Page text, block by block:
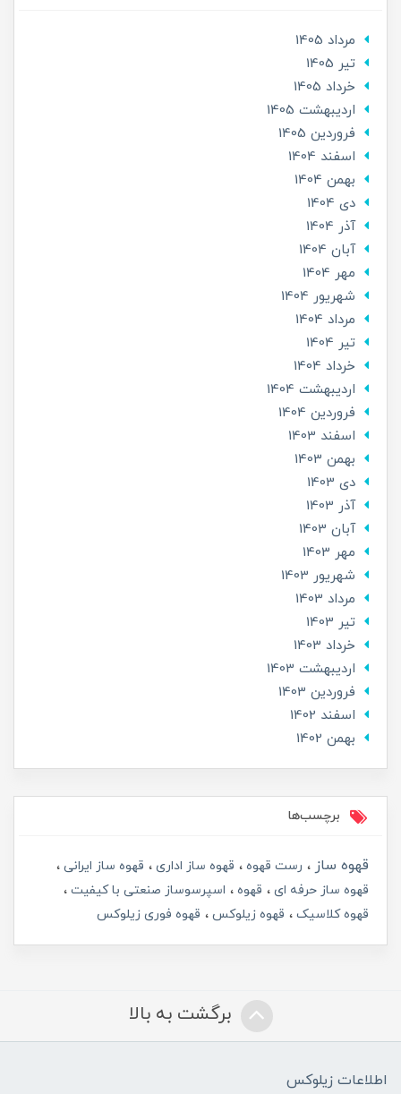
مرداد 1405
تير 1405
خرداد 1405
ارديبهشت 1405
فروردین 1405
اسفند 1404
بهمن 1404
دی 1404
آذر 1404
آبان 1404
مهر 1404
شهریور 1404
مرداد 1404
تير 1404
خرداد 1404
ارديبهشت 1404
فروردین 1404
اسفند 1403
بهمن 1403
دی 1403
آذر 1403
آبان 1403
مهر 1403
شهریور 1403
مرداد 1403
تير 1403
خرداد 1403
ارديبهشت 1403
فروردین 1403
اسفند 1402
بهمن 1402
برچسب‌ها
قهوه ساز رست قهوه قهوه ساز اداری
قهوه ساز ایرانی
قهوه ساز حرفه ای
قهوه
اسپرسوساز صنعتی با کیفیت
قهوه کلاسیک
قهوه زیلوکس قهوه فوری زیلوکس
برگشت به بالا
اطلاعات زیلوکس